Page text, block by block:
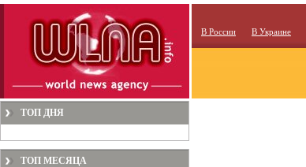
В России В Украине
ТОП ДНЯ
ТОП МЕСЯЦА